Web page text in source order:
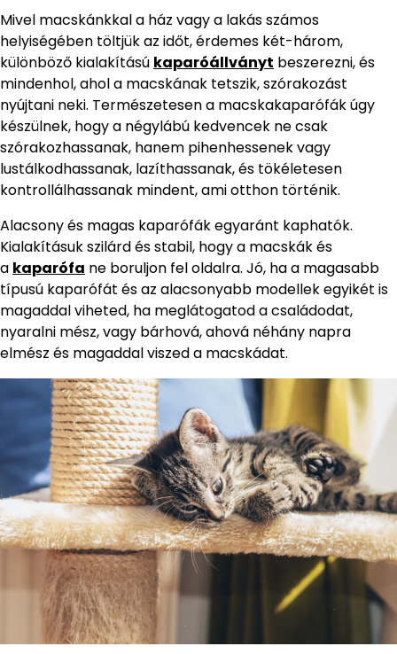
Mivel macskánkkal a ház vagy a lakás számos
helyiségében töltjük az időt, érdemes két-három,
különböző kialakítású kaparóállványt beszerezni, és
mindenhol, ahol a macskának tetszik, szórakozást
nyújtani neki. Természetesen a macskakaparófák úgy
készülnek, hogy a négylábú kedvencek ne csak
szórakozhassanak, hanem pihenhessenek vagy
lustálkodhassanak, lazíthassanak, és tökéletesen
kontrollálhassanak mindent, ami otthon történik.
Alacsony és magas kaparófák egyaránt kaphatók.
Kialakításuk szilárd és stabil, hogy a macskák és
a kaparófa ne boruljon fel oldalra. Jó, ha a magasabb
típusú kaparófát és az alacsonyabb modellek egyikét is
magaddal viheted, ha meglátogatod a családodat,
nyaralni mész, vagy bárhová, ahová néhány napra
elmész és magaddal viszed a macskádat.